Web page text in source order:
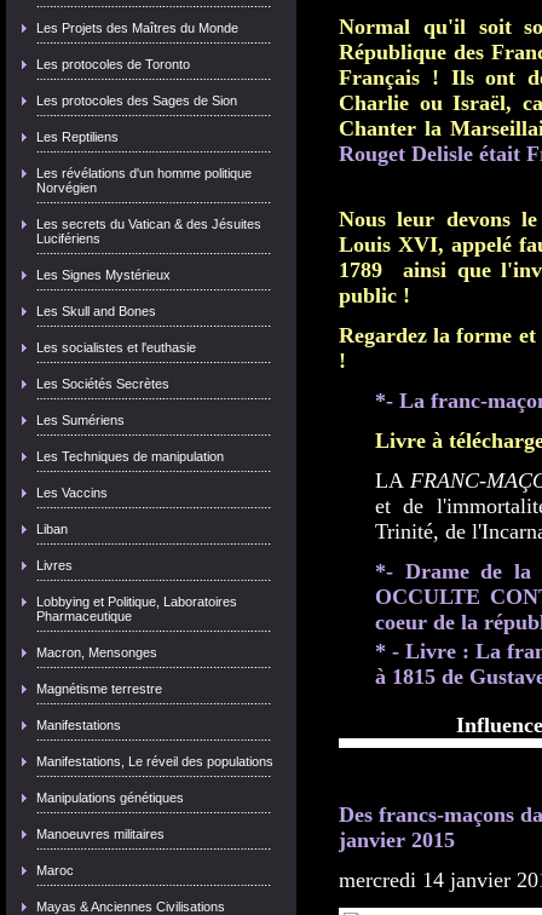
Les Projets des Maîtres du Monde
Les protocoles de Toronto
Les protocoles des Sages de Sion
Les Reptiliens
Les révélations d'un homme politique
Norvégien
Les secrets du Vatican & des Jésuites
Lucifériens
Les Signes Mystérieux
Les Skull and Bones
Les socialistes et l'euthasie
Les Sociétés Secrètes
Les Sumériens
Les Techniques de manipulation
Les Vaccins
Liban
Livres
Lobbying et Politique, Laboratoires
Pharmaceutique
Macron, Mensonges
Magnétisme terrestre
Manifestations
Manifestations, Le réveil des populations
Manipulations génétiques
Manoeuvres militaires
Maroc
Mayas & Anciennes Civilisations
Normal qu'il soit
République des
Français ! Ils ont
Charlie ou Israël,
Chanter la
Rouget Delisle était
Nous leur devons
Louis XVI, appelé
1789 ainsi que
public !
Regardez la forme
!
*- La franc-
Livre à
LA FRANC-
et de
Trinité, de
*- Drame de la
OCCULTE
coeur de la
* - Livre : La
à 1815 de
Des francs-maçons
janvier 2015
mercredi 14 janvier